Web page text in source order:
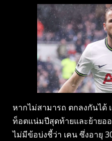
หากไม่สามารถ ตกลงกันไ
ท็อตแน่มปีสุดท้ายและย้ายอ
ไม่มีข้อบ่งชี้ว่า เคน ซึ่งอายุ